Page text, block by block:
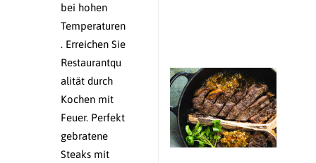
bei hohen
Temperaturen
. Erreichen Sie
Restaurantqu
alität durch
Kochen mit
Feuer. Perfekt
gebratene
Steaks mit